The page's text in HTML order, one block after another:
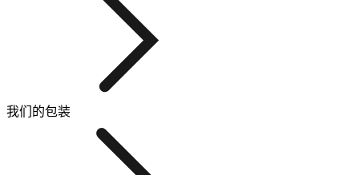
我们的包装